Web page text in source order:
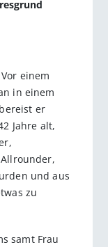
einem
in einem
er
Jahre alt,
und aus
zu
samt Frau